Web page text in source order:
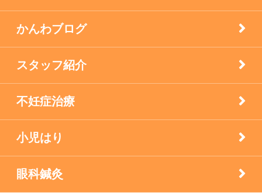
食生活で養う免疫力
かんわブログ
スタッフ紹介
不妊症治療
小児はり
眼科鍼灸